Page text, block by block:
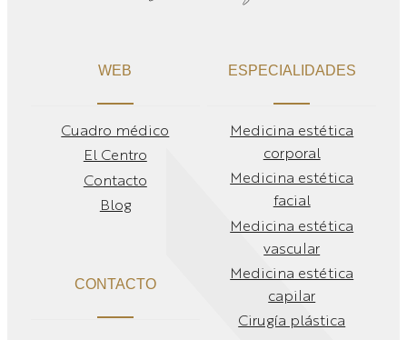
WEB
Cuadro médico
El Centro
Contacto
Blog
CONTACTO
ESPECIALIDADES
Medicina estética
corporal
Medicina estética
facial
Medicina estética
vascular
Medicina estética
capilar
Cirugía plástica